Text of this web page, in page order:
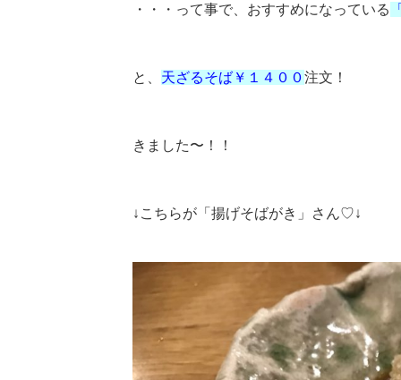
・・・って事で、おすすめになっている
と、 天ざるそば￥１４００注文！
きました〜！！
↓こちらが「揚げそばがき」さん♡↓